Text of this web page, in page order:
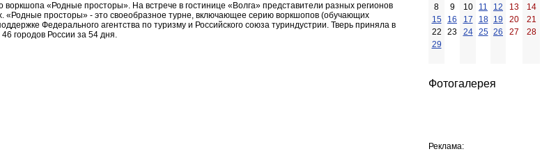
воркшопа «Родные просторы». На встрече в гостинице «Волга» представители разных регионов
«Родные просторы» - это своеобразное турне, включающее серию воркшопов (обучающих
Федерального агентства по туризму и Российского союза туриндустрии. Тверь приняла в
городов России за 54 дня.
8
9 10 11 12 13
14
15
16 17 18 19 20
21
22
23 24 25 26 27
28
29
Фотогалерея
Реклама: